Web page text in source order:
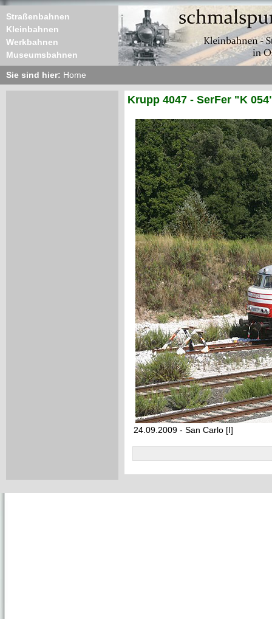
Straßenbahnen
Kleinbahnen
Werkbahnen
Museumsbahnen
Sie sind hier: Home
Krupp 4047 - SerFer "K
24.09.2009 - San Carlo [I]